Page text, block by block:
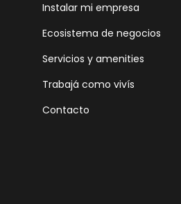
Instalar mi empresa
Ecosistema de negocios
Servicios y amenities
Trabajá como vivís
Contacto